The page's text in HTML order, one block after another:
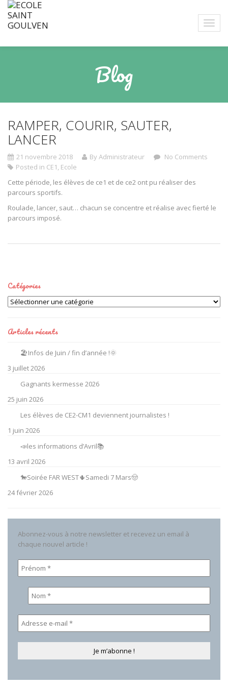
Blog
RAMPER, COURIR, SAUTER,
LANCER
21 novembre 2018 By Administrateur
No Comments
Posted in CE1, Ecole
Cette période, les élèves de ce1 et de ce2 ont pu réaliser des
parcours sportifs.
Roulade, lancer, saut… chacun se concentre et réalise avec fierté le
parcours imposé.
Catégories
Catégories
Articles récents
🏖️Infos de Juin / fin d’année !🌞
3 juillet 2026
Gagnants kermesse 2026
25 juin 2026
Les élèves de CE2-CM1 deviennent journalistes !
1 juin 2026
📣les informations d’Avril📚
13 avril 2026
🐎Soirée FAR WEST🌵Samedi 7 Mars🤠
24 février 2026
Abonnez-vous à notre newsletter et recevez un email à
chaque nouvel article !